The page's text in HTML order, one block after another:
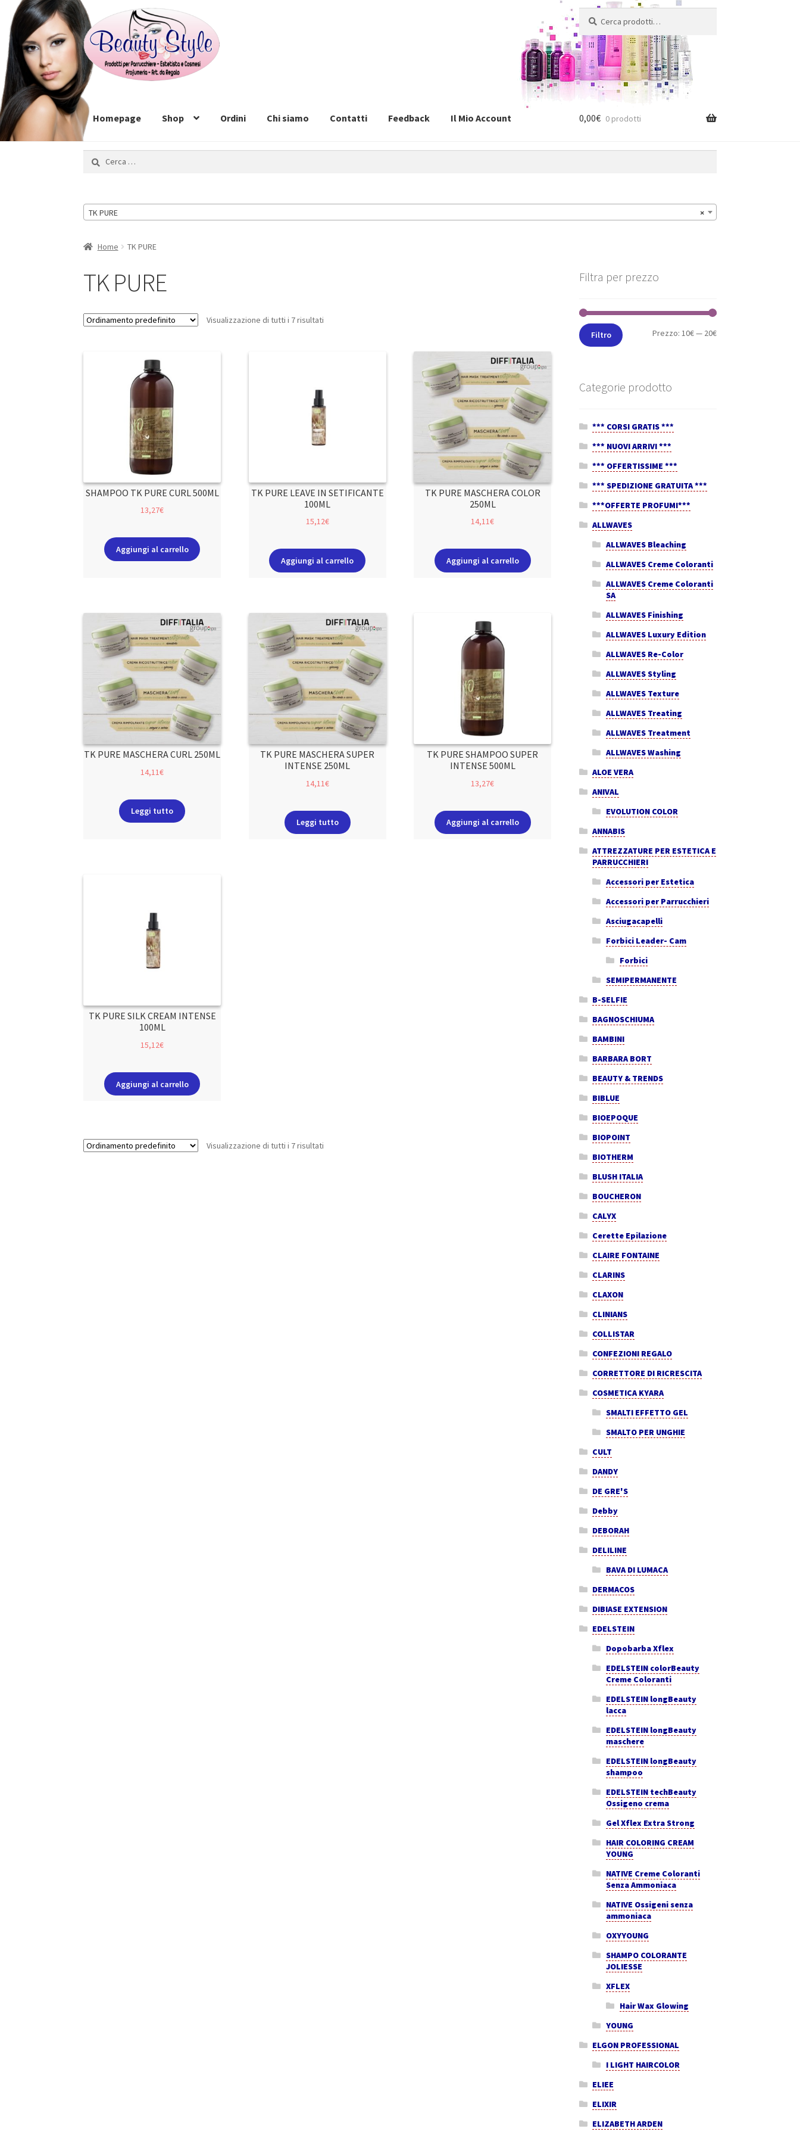
Vai
alla
navigazione
Vai
al
contenuto
Homepage Shop Ordini Chi siamo Contatti Feedback Il Mio Account 0,00€ 0 prodotti
Ricerca
per:
×
TK PURE
Home TK PURE
TK PURE
Visualizzazione di tutti i 7 risultati
SHAMPOO TK PURE CURL 500ML
13,27€
Aggiungi al carrello
TK PURE LEAVE IN SETIFICANTE
100ML
15,12€
Aggiungi al carrello
TK PURE MASCHERA COLOR
250ML
14,11€
Aggiungi al carrello
TK PURE MASCHERA CURL 250ML
14,11€
Leggi tutto
TK PURE MASCHERA SUPER
INTENSE 250ML
14,11€
Leggi tutto
TK PURE SHAMPOO SUPER
INTENSE 500ML
13,27€
Aggiungi al carrello
TK PURE SILK CREAM INTENSE
100ML
15,12€
Aggiungi al carrello
Visualizzazione di tutti i 7 risultati
Filtra per prezzo
Filtro Prezzo: 10€— 20€
Categorie prodotto
*** CORSI GRATIS ***
*** NUOVI ARRIVI ***
*** OFFERTISSIME ***
*** SPEDIZIONE GRATUITA ***
***OFFERTE PROFUMI***
ALLWAVES
ALLWAVES Bleaching
ALLWAVES Creme Coloranti
ALLWAVES Creme Coloranti
SA
ALLWAVES Finishing
ALLWAVES Luxury Edition
ALLWAVES Re-Color
ALLWAVES Styling
ALLWAVES Texture
ALLWAVES Treating
ALLWAVES Treatment
ALLWAVES Washing
ALOE VERA
ANIVAL
EVOLUTION COLOR
ANNABIS
ATTREZZATURE PER ESTETICA E
PARRUCCHIERI
Accessori per Estetica
Accessori per Parrucchieri
Asciugacapelli
Forbici Leader- Cam
Forbici
SEMIPERMANENTE
B-SELFIE
BAGNOSCHIUMA
BAMBINI
BARBARA BORT
BEAUTY & TRENDS
BIBLUE
BIOEPOQUE
BIOPOINT
BIOTHERM
BLUSH ITALIA
BOUCHERON
CALYX
Cerette Epilazione
CLAIRE FONTAINE
CLARINS
CLAXON
CLINIANS
COLLISTAR
CONFEZIONI REGALO
CORRETTORE DI RICRESCITA
COSMETICA KYARA
SMALTI EFFETTO GEL
SMALTO PER UNGHIE
CULT
DANDY
DE GRE'S
Debby
DEBORAH
DELILINE
BAVA DI LUMACA
DERMACOS
DIBIASE EXTENSION
EDELSTEIN
Dopobarba Xflex
EDELSTEIN colorBeauty
Creme Coloranti
EDELSTEIN longBeauty
lacca
EDELSTEIN longBeauty
maschere
EDELSTEIN longBeauty
shampoo
EDELSTEIN techBeauty
Ossigeno crema
Gel Xflex Extra Strong
HAIR COLORING CREAM
YOUNG
NATIVE Creme Coloranti
Senza Ammoniaca
NATIVE Ossigeni senza
ammoniaca
OXYYOUNG
SHAMPO COLORANTE
JOLIESSE
XFLEX
Hair Wax Glowing
YOUNG
ELGON PROFESSIONAL
I LIGHT HAIRCOLOR
ELIEE
ELIXIR
ELIZABETH ARDEN